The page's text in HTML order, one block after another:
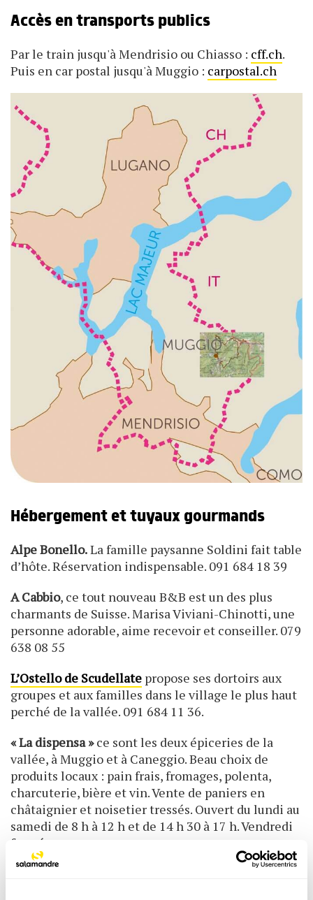
Accès en transports publics
Par le train jusqu'à Mendrisio ou Chiasso : cff.ch.
Puis en car postal jusqu'à Muggio : carpostal.ch
Hébergement et tuyaux gourmands
Alpe Bonello.La famille paysanne Soldini fait table
d’hôte. Réservation indispensable. 091 684 18 39
A Cabbio, ce tout nouveau B&B est un des plus
charmants de Suisse. Marisa Viviani-Chinotti, une
personne adorable, aime recevoir et conseiller. 079
638 08 55
L’Ostello de Scudellate propose ses dortoirs aux
groupes et aux familles dans le village le plus haut
perché de la vallée. 091 684 11 36.
« La dispensa »ce sont les deux épiceries de la
vallée, à Muggio et à Caneggio. Beau choix de
produits locaux : pain frais, fromages, polenta,
charcuterie, bière et vin. Vente de paniers en
châtaignier et noisetier tressés. Ouvert du lundi au
samedi de 8 h à 12 h et de 14 h 30 à 17 h. Vendredi
fermé.